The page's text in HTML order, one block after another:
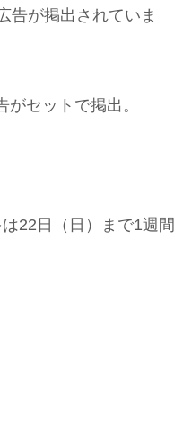
告が掲出されていま
セットで掲出。
22日（日）まで1週間